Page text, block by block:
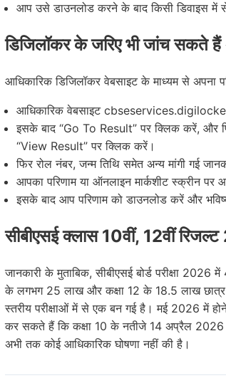
आप उसे डाउनलोड करने के बाद किसी डिवाइस
डिजिलॉकर के जरिए भी जांच सकते हैं
आधिकारिक डिजिलॉकर वेबसाइट के माध्यम से अपना
आधिकारिक वेबसाइट
इसके बाद “Go To Result” पर क्लिक करें, और
“View Result” पर क्लिक करें।
फिर रोल नंबर, जन्म तिथि समेत अन्य मांगी गई
आपका परिणाम या ऑनलाइन मार्कशीट स्क्रीन पर
इसके बाद आप परिणाम को डाउनलोड करें और
सीबीएसई क्लास 10वीं, 12वीं
जानकारी के मुताबिक, सीबीएसई बोर्ड परीक्षा
के लगभग 25 लाख और कक्षा 12 के 18.5 लाख
स्तरीय परीक्षाओं में से एक बन गई है। मई 2026 में होने
कर सकते हैं कि कक्षा 10 के नतीजे 14 अप्रैल 2026
अभी तक कोई आधिकारिक घोषणा नहीं की है।